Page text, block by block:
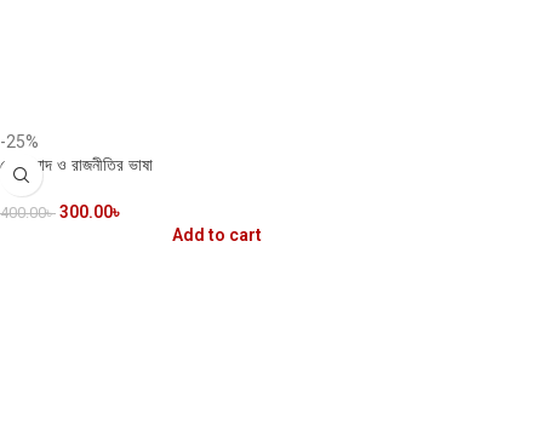
-25%
তোষামোদ ও রাজনীতির ভাষা
400.00৳ 300.00৳
Add to cart